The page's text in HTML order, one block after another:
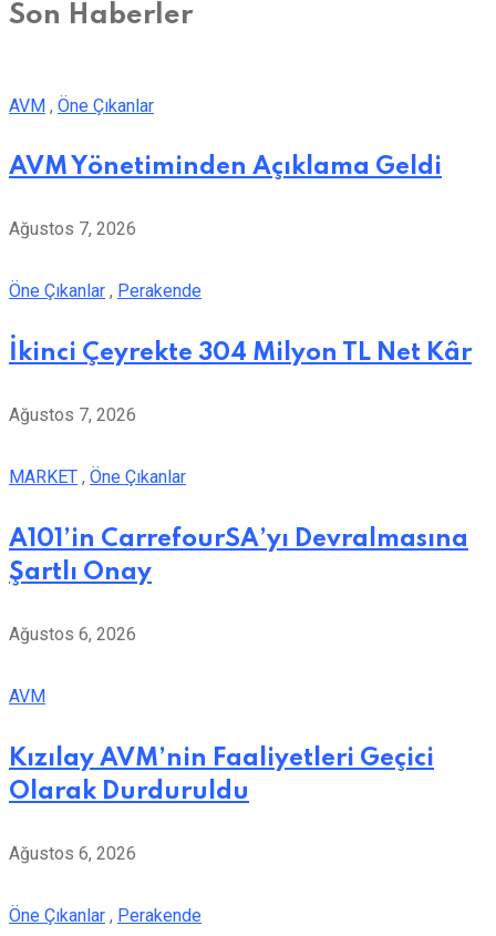
Son Haberler
AVM , Öne Çıkanlar
AVM Yönetiminden Açıklama Geldi
Ağustos 7, 2026
Öne Çıkanlar , Perakende
İkinci Çeyrekte 304 Milyon TL Net Kâr
Ağustos 7, 2026
MARKET , Öne Çıkanlar
A101’in CarrefourSA’yı Devralmasına
Şartlı Onay
Ağustos 6, 2026
AVM
Kızılay AVM’nin Faaliyetleri Geçici
Olarak Durduruldu
Ağustos 6, 2026
Öne Çıkanlar , Perakende